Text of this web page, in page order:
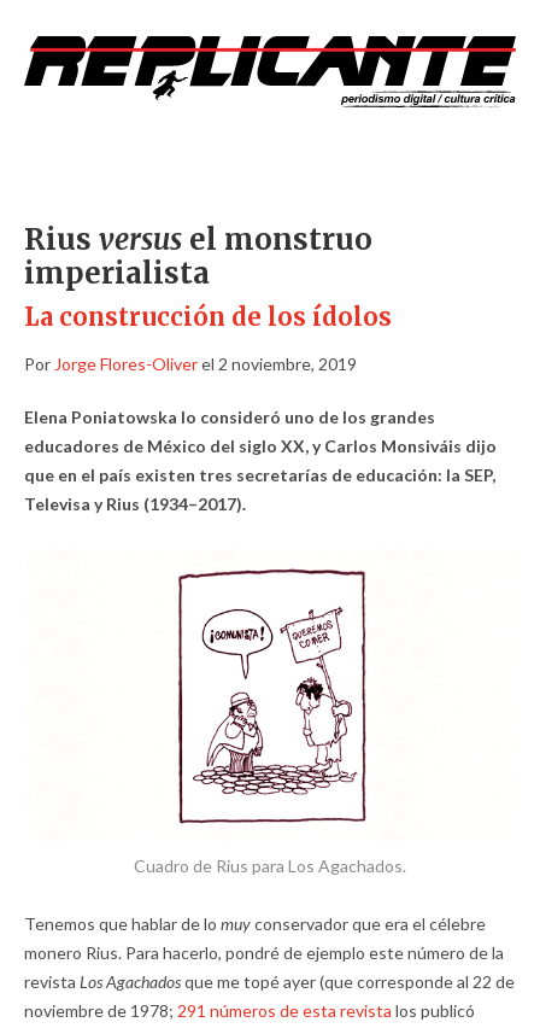
Rius versus el monstruo
imperialista
La construcción de los ídolos
Por Jorge Flores-Oliverel 2 noviembre, 2019
Elena Poniatowska lo consideró uno de los grandes
educadores de México del siglo XX, y Carlos Monsiváis dijo
que en el país existen tres secretarías de educación: la SEP,
Televisa y Rius (1934–2017).
Cuadro de Rius para Los Agachados.
Tenemos que hablar de lo muyconservador que era el célebre
monero Rius. Para hacerlo, pondré de ejemplo este número de la
revista Los Agachadosque me topé ayer (que corresponde al 22 de
noviembre de 1978; 291 números de esta revista los publicó